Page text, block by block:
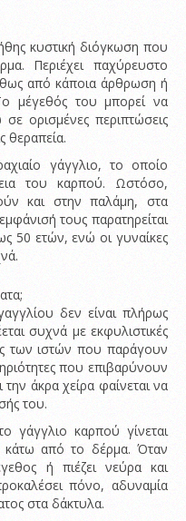
κυστική διόγκωση που
Περιέχει παχύρευστο
από κάποια άρθρωση ή
μέγεθός του μπορεί να
ορισμένες περιπτώσεις
θεραπεία.
γάγγλιο, το οποίο
του καρπού. Ωστόσο,
και στην παλάμη, στα
τους παρατηρείται
50 ετών, ενώ οι γυναίκες
δεν είναι πλήρως
συχνά με εκφυλιστικές
των ιστών που παράγουν
που επιβαρύνουν
άκρα χείρα φαίνεται να
του.
γάγγλιο καρπού γίνεται
κάτω από το δέρμα. Όταν
ή πιέζει νεύρα και
πόνο, αδυναμία
στα δάκτυλα.